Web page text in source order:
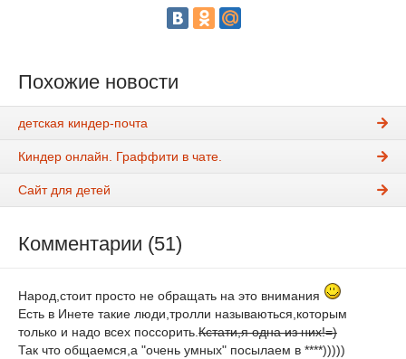
Похожие новости
детская киндер-почта
Киндер онлайн. Граффити в чате.
Сайт для детей
Комментарии (51)
Народ,стоит просто не обращать на это внимания
Есть в Инете такие люди,тролли называються,которым
только и надо всех поссорить.Кстати,я одна из них!=)
Так что общаемся,а "очень умных" посылаем в ****)))))